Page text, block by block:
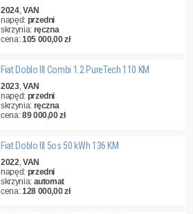
2024,VAN
napęd: przedni
skrzynia: ręczna
cena:105 000,00 zł
Fiat Doblo III Combi 1.2 PureTech 110 KM
2023,VAN
napęd: przedni
skrzynia: ręczna
cena:89 000,00 zł
Fiat Doblo III 5os 50 kWh 136 KM
2022,VAN
napęd: przedni
skrzynia: automat
cena:128 000,00 zł